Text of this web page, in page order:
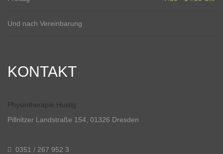
Und nach Vereinbarung
KONTAKT
Physiotherapie Hustig
Pillnitzer Landstraße 154, 01326 Dresden
0351 / 267 952 3